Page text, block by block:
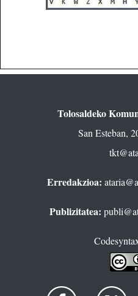
Tolosaldeko
San Esteban,
Erredakzioa:
Publizitatea: